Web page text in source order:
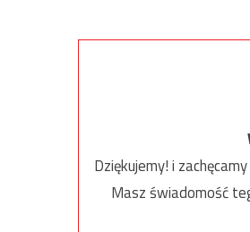
Dziękujemy! i
Masz świadomość